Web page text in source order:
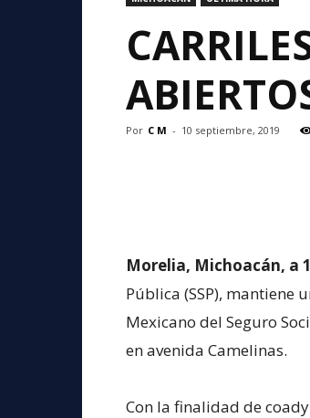
Por C M - 10 septiembre, 2019
Morelia, Michoacán, a
Pública (SSP),
Mexicano del Seguro
en avenida Camelinas.
Con la finalidad de